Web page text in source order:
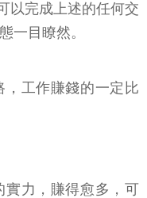
以完成上述的任何交
一目瞭然。
工作賺錢的一定比
實力，賺得愈多，可